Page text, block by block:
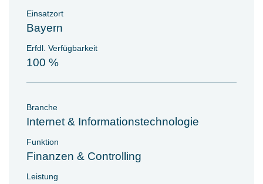
Einsatzort
Bayern
Erfdl. Verfügbarkeit
100 %
Branche
Internet & Informationstechnologie
Funktion
Finanzen & Controlling
Leistung